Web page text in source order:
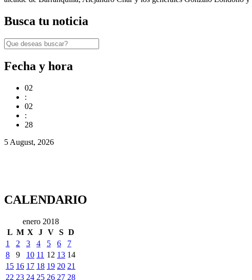
Busca tu noticia
Fecha y hora
02
:
02
:
28
5 August, 2026
CALENDARIO
enero 2018
L M X J V S D
1
2 3 4 5 6
7
8
9 10 11 12 13 14
15 16 17 18 19 20 21
22 23 24 25 26 27 28